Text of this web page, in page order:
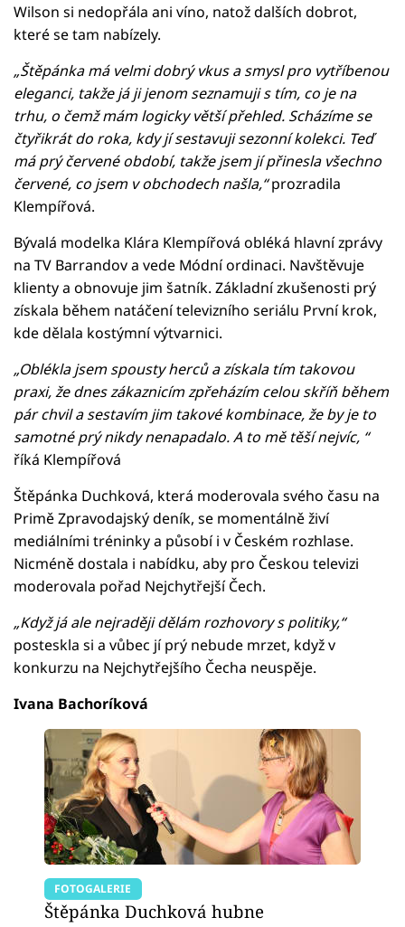
Wilson si nedopřála ani víno, natož dalších dobrot,
které se tam nabízely.
„Štěpánka má velmi dobrý vkus a smysl pro vytříbenou
eleganci, takže já ji jenom seznamuji s tím, co je na
trhu, o čemž mám logicky větší přehled. Scházíme se
čtyřikrát do roka, kdy jí sestavuji sezonní kolekci. Teď
má prý červené období, takže jsem jí přinesla všechno
červené, co jsem v obchodech našla,“prozradila
Klempířová.
Bývalá modelka Klára Klempířová obléká hlavní zprávy
na TV Barrandov a vede Módní ordinaci. Navštěvuje
klienty a obnovuje jim šatník. Základní zkušenosti prý
získala během natáčení televizního seriálu První krok,
kde dělala kostýmní výtvarnici.
„Oblékla jsem spousty herců a získala tím takovou
praxi, že dnes zákaznicím zpřeházím celou skříň během
pár chvil a sestavím jim takové kombinace, že by je to
samotné prý nikdy nenapadalo. A to mě těší nejvíc, “
říká Klempířová
Štěpánka Duchková, která moderovala svého času na
Primě Zpravodajský deník, se momentálně živí
mediálními tréninky a působí i v Českém rozhlase.
Nicméně dostala i nabídku, aby pro Českou televizi
moderovala pořad Nejchytřejší Čech.
„Když já ale nejraději dělám rozhovory s politiky,“
posteskla si a vůbec jí prý nebude mrzet, když v
konkurzu na Nejchytřejšího Čecha neuspěje.
Ivana Bachoríková
FOTOGALERIE
Štěpánka Duchková hubne